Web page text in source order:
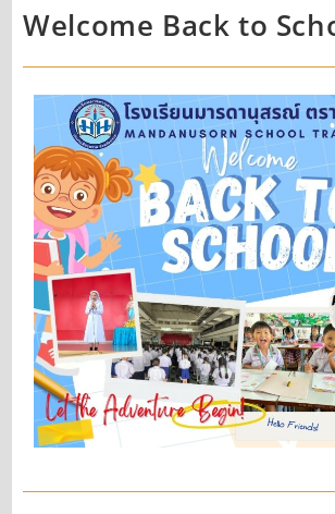
Welcome Back to